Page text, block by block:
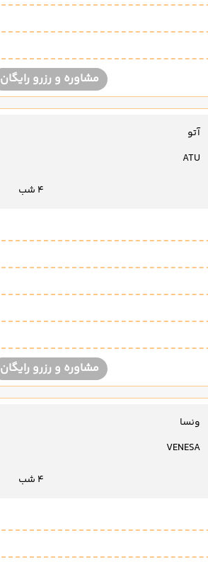
مشاوره و رزرو رایگان
آتو
ATU
4 شب
مشاوره و رزرو رایگان
ونسا
VENESA
4 شب